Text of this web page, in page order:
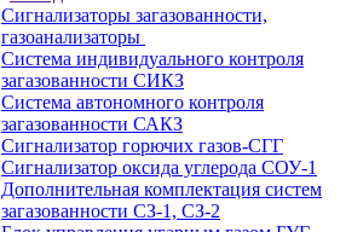
Сигнализаторы загазованности,
газоанализаторы
Система индивидуального контроля
загазованности СИКЗ
Система автономного контроля
загазованности САКЗ
Сигнализатор горючих газов-СГГ
Сигнализатор оксида углерода СОУ-1
Дополнительная комплектация систем
загазованности СЗ-1, СЗ-2